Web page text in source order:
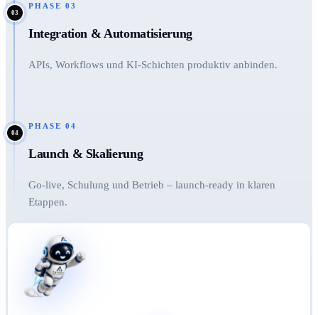
03
PHASE 03
Integration & Automatisierung
APIs, Workflows und KI-Schichten produktiv anbinden.
04
PHASE 04
Launch & Skalierung
Go-live, Schulung und Betrieb – launch-ready in klaren
Etappen.